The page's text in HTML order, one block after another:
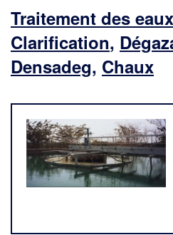
Traitement des
Clarification,
Densadeg, Chaux